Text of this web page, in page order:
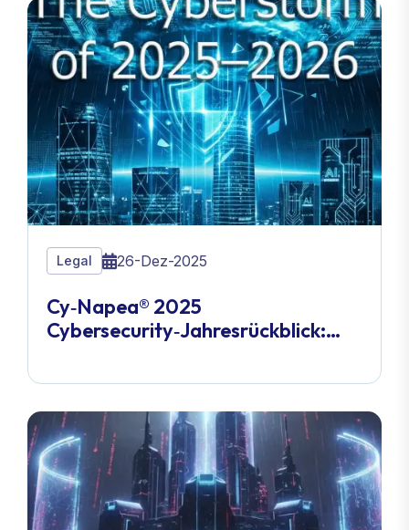
Legal 26-Dez-2025
Cy‑Napea® 2025
Cybersecurity‑Jahresrückblick:
Bedrohungslandschaft Den